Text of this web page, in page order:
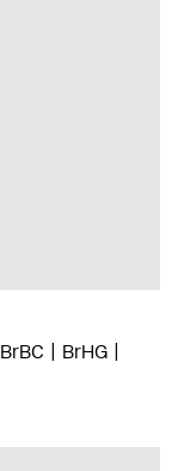
BrBC
BrHG